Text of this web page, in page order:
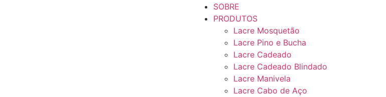
SOBRE
PRODUTOS
Lacre Mosquetão
Lacre Pino e Bucha
Lacre Cadeado
Lacre Cadeado Blindado
Lacre Manivela
Lacre Cabo de Aço